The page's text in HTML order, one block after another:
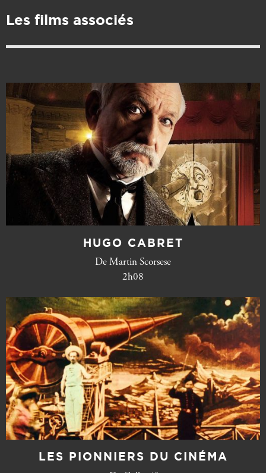
Les films associés
HUGO CABRET
De Martin Scorsese
2h08
LES PIONNIERS DU CINÉMA